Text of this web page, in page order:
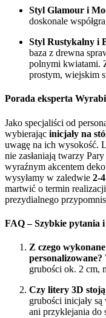
Styl Glamour i
doskonale
Styl Rustykalny i
baza z drewna
polnymi kwiatami.
prostym, wiejskim
Porada eksperta
Jako specjaliści od
wybierając inicjały na
uwagę na ich wysokość.
nie zasłaniają twarzy
wyraźnym akcentem
wysyłamy w zaledwie 2-
martwić o termin
prezydialnego
FAQ – Szybkie pytania
Z czego
personalizowane?
grubości ok. 2 cm,
Czy litery 3D stoją
grubości inicjały
ani przyklejania do